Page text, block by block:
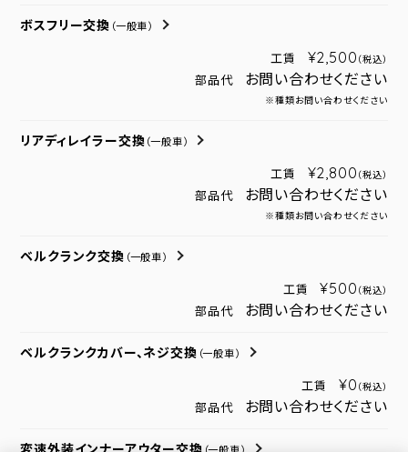
ボスフリー交換 （一般車）
工賃 ¥2,500 （税込）
部品代 お問い合わせください
※種類お問い合わせください
リアディレイラー交換 （一般車）
工賃 ¥2,800 （税込）
部品代 お問い合わせください
※種類お問い合わせください
ベルクランク交換 （一般車）
工賃 ¥500 （税込）
部品代 お問い合わせください
ベルクランクカバー、ネジ交換 （一般車）
工賃 ¥0 （税込）
部品代 お問い合わせください